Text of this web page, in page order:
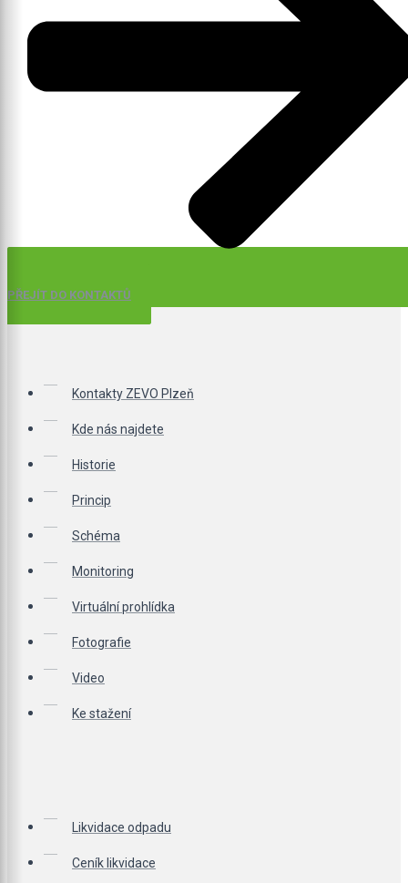
PŘEJÍT DO KONTAKTŮ
Kontakty ZEVO Plzeň
Kde nás najdete
Historie
Princip
Schéma
Monitoring
Virtuální prohlídka
Fotografie
Video
Ke stažení
Likvidace odpadu
Ceník likvidace